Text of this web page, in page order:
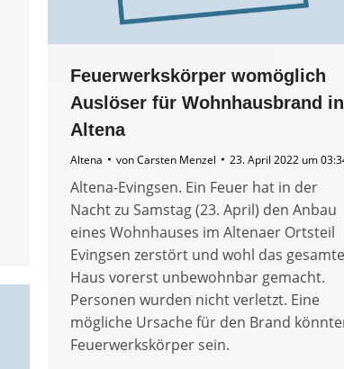
Feuerwerkskörper womöglich
Auslöser für Wohnhausbrand in
Altena
Altena vonCarsten Menzel 23. April 2022 um
Altena-Evingsen. Ein Feuer hat in der
Nacht zu Samstag (23. April) den Anbau
eines Wohnhauses im Altenaer Ortsteil
Evingsen zerstört und wohl das gesamte
Haus vorerst unbewohnbar gemacht.
Personen wurden nicht verletzt. Eine
mögliche Ursache für den Brand
Feuerwerkskörper sein.